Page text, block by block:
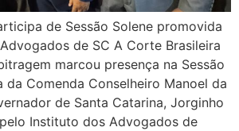
de Sessão Solene promovida
de SC A Corte Brasileira
marcou presença na Sessão
da Comenda Conselheiro Manoel da
de Santa Catarina, Jorginho
Instituto dos Advogados de